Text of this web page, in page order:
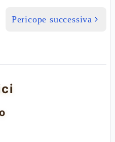
Pericope successiva